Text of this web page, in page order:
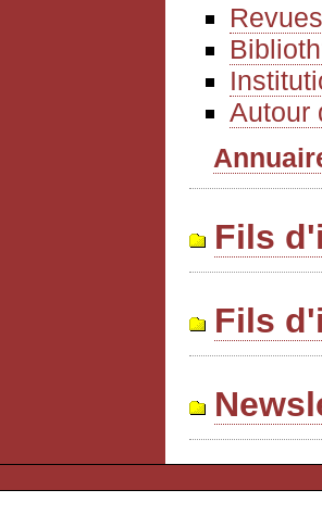
Autour
Fils
Fils